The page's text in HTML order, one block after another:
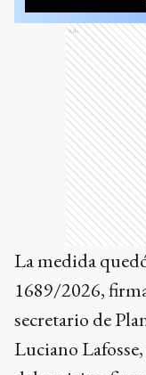
Ads
La medida
1689/2026,
secretario de
Luciano